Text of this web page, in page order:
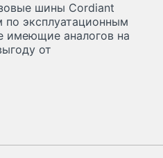
шины Cordiant
эксплуатационным
имеющие аналогов на
от